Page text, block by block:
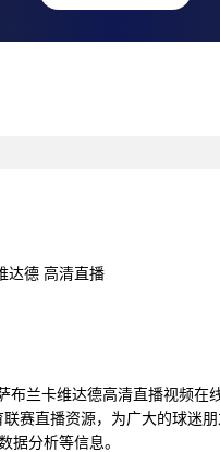
达德 高清直播
布兰卡维达德高清直播视频在
赛直播资源，为广大的球迷
据分析等信息。